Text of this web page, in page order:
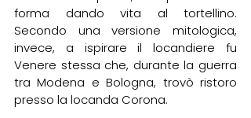
forma dando vita al tortellino.
Secondo una versione mitologica,
invece, a ispirare il locandiere fu
Venere stessa che, durante la guerra
tra Modena e Bologna, trovò ristoro
presso la locanda Corona.